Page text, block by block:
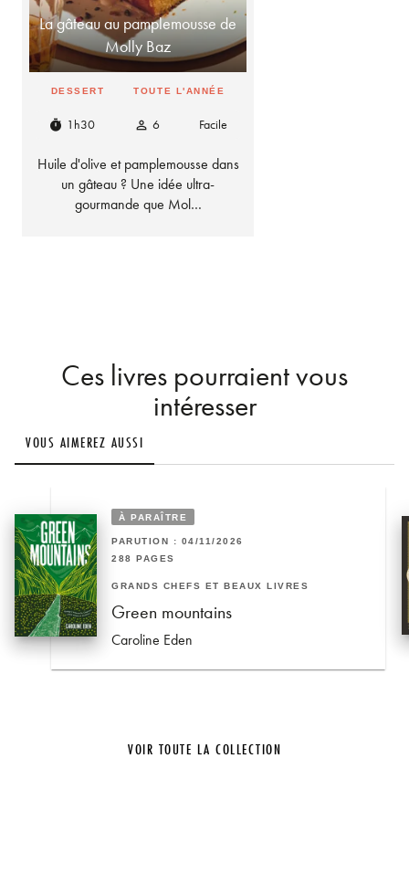
La gâteau au pamplemousse de
Molly Baz
DESSERT TOUTE L'ANNÉE
timer 1h30 person_outline 6 Facile
Huile d'olive et pamplemousse dans
un gâteau ? Une idée ultra-
gourmande que Mol…
Ces livres pourraient vous
intéresser
VOUS AIMEREZ AUSSI
À PARAÎTRE
PARUTION : 04/11/2026
288 PAGES
GRANDS CHEFS ET BEAUX LIVRES
Green mountains
Caroline Eden
VOIR TOUTE LA COLLECTION